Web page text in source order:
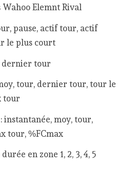
pause, actif tour, actif
le plus court
dernier tour
tour, dernier tour, tour le
tour
instantanée, moy, tour,
tour, %FCmax
en zone 1, 2, 3, 4, 5